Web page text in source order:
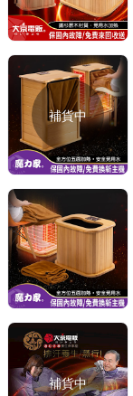
補貨中
補貨中